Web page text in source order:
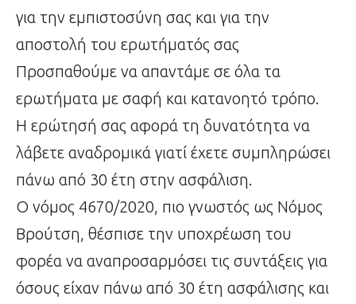
για την εμπιστοσύνη σας και για την
αποστολή του ερωτήματός σας
Προσπαθούμε να απαντάμε σε όλα τα
ερωτήματα με σαφή και κατανοητό τρόπο.
Η ερώτησή σας αφορά τη δυνατότητα να
λάβετε αναδρομικά γιατί έχετε συμπληρώσει
πάνω από 30 έτη στην ασφάλιση.
Ο νόμος 4670/2020, πιο γνωστός ως Νόμος
Βρούτση, θέσπισε την υποχρέωση του
φορέα να αναπροσαρμόσει τις συντάξεις για
όσους είχαν πάνω από 30 έτη ασφάλισης και